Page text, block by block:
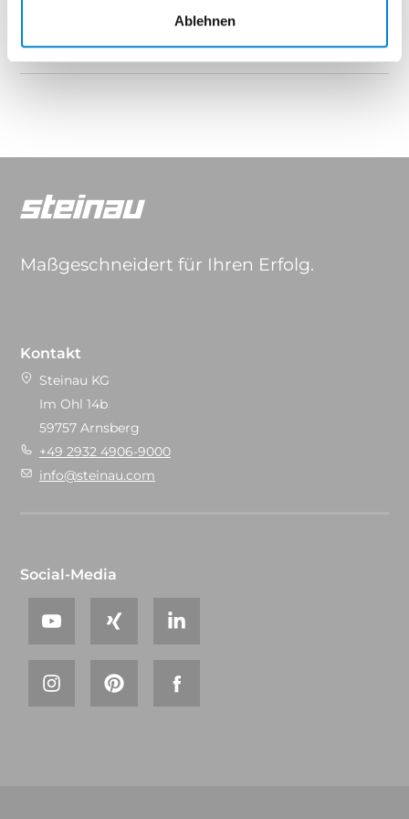
Ablehnen
Maßgeschneidert für Ihren Erfolg.
Kontakt
Steinau KG
Im Ohl 14b
59757 Arnsberg
+49 2932 4906-9000
info@steinau.com
Social-Media